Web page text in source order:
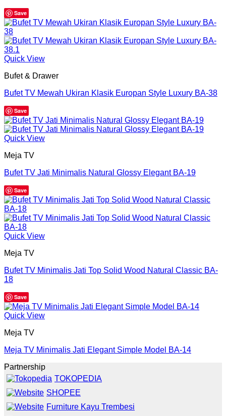
Save
Quick View
Bufet & Drawer
Bufet TV Mewah Ukiran Klasik Europan Style Luxury BA-38
Save
Quick View
Meja TV
Bufet TV Jati Minimalis Natural Glossy Elegant BA-19
Save
Quick View
Meja TV
Bufet TV Minimalis Jati Top Solid Wood Natural Classic BA-
18
Save
Quick View
Meja TV
Meja TV Minimalis Jati Elegant Simple Model BA-14
Partnership
TOKOPEDIA
SHOPEE
Furniture Kayu Trembesi